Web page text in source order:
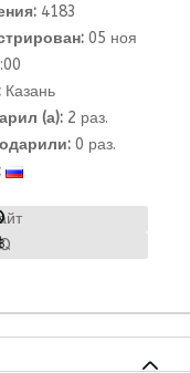
4183
05 ноя
Казань
(а): 2 раз.
0 раз.